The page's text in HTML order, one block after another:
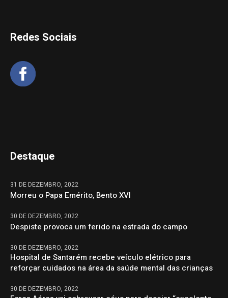
Redes Sociais
Destaque
31 DE DEZEMBRO, 2022
Morreu o Papa Emérito, Bento XVI
30 DE DEZEMBRO, 2022
Despiste provoca um ferido na estrada do campo
30 DE DEZEMBRO, 2022
Hospital de Santarém recebe veículo elétrico para
reforçar cuidados na área da saúde mental das crianças
30 DE DEZEMBRO, 2022